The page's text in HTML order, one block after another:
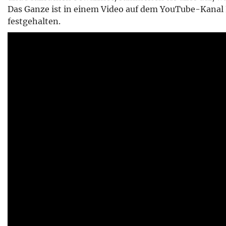
Das Ganze ist in einem Video auf dem YouTube-Kanal
festgehalten.